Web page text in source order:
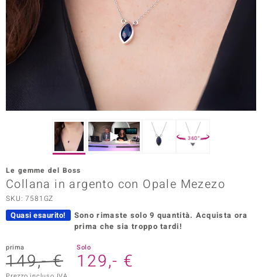
Designs
SELECTION
Paraíso
360°
Le gemme del Boss
Collana in argento con Opale Mezezo
SKU: 7581GZ
Quasi esaurito! Sono rimaste solo 9 quantità. Acquista ora
prima che sia troppo tardi!
prima
149,- €
Solo
129,- €